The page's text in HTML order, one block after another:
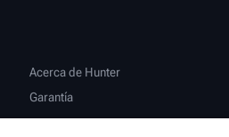
Acerca de Hunter
Garantía